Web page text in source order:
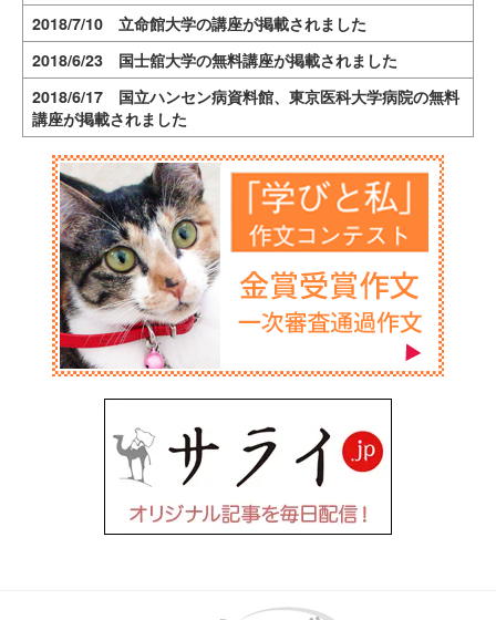
2018/7/10 立命館大学の講座が掲載されました
2018/6/23 国士舘大学の無料講座が掲載されました
2018/6/17 国立ハンセン病資料館、東京医科大学病院の無料
講座が掲載されました